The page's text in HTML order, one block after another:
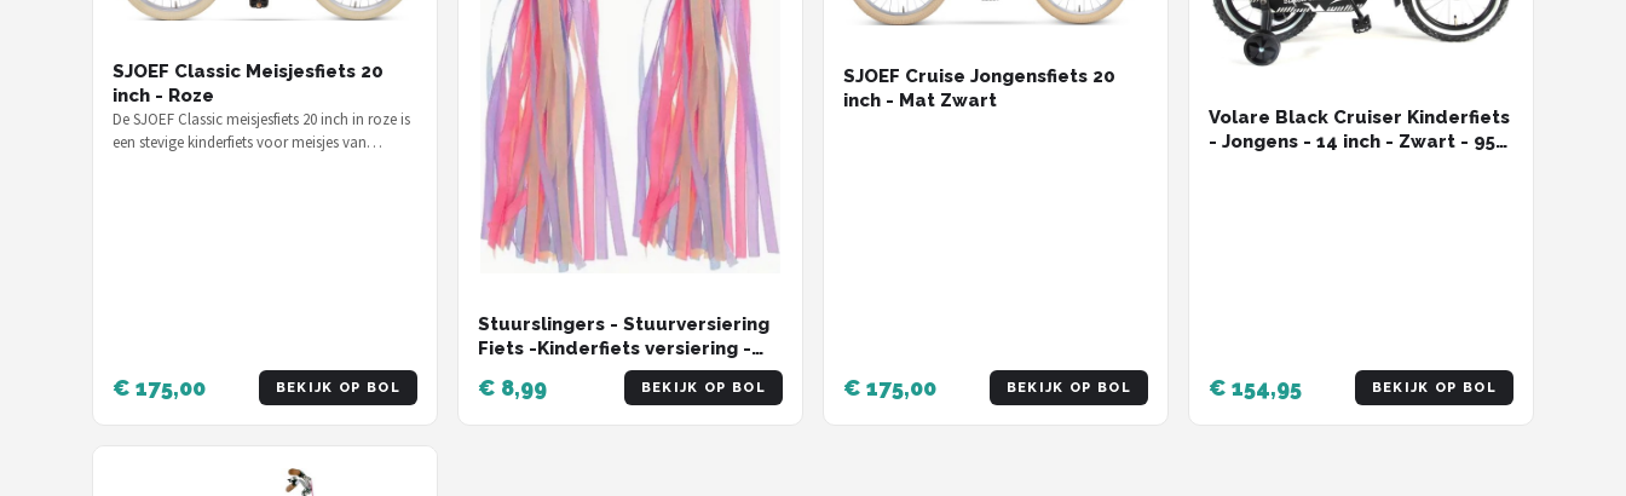
SJOEF Classic Meisjesfiets 20
inch - Roze
De SJOEF Classic meisjesfiets 20 inch in roze is
een stevige kinderfiets voor meisjes van
€ 175,00 BEKIJK OP BOL
Stuurslingers - Stuurversiering
Fiets -Kinderfiets versiering -
Handvat Streamers - Paars roze
blauw - 2 Stuks
€ 8,99 BEKIJK OP BOL
SJOEF Cruise Jongensfiets 20
inch - Mat Zwart
€ 175,00 BEKIJK OP BOL
Volare Black Cruiser Kinderfiets
- Jongens - 14 inch - Zwart - 95%
€ 154,95 BEKIJK OP BOL